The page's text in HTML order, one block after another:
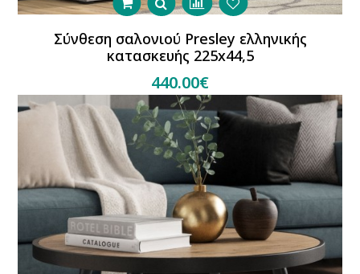
Σύνθεση σαλονιού Presley ελληνικής
κατασκευής 225x44,5
440.00€